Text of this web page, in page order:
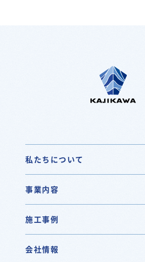
私たちについて
事業内容
施工事例
会社情報